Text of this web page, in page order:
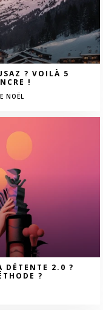
? VOILÀ 5
!
NOËL
DÉTENTE 2.0 ?
?